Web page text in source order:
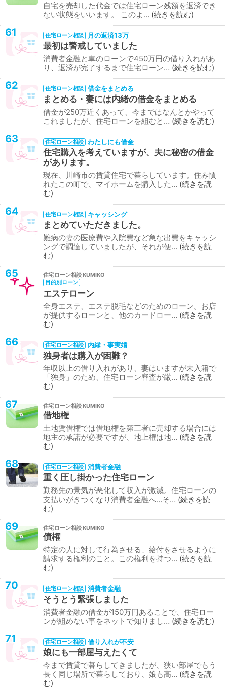
自宅を売却した代金では住宅ローン残額を返済でき
ない状態をいいます。 このよ… 続きを読む
61 住宅ローン相談 月の返済13万
最初は警戒していました
消費者金融と車のローンで450万円の借り入れがあ
り、返済が完了するまで住宅ローン… 続きを読む
62 住宅ローン相談 借金をまとめる
まとめる・妻には内緒の借金をまとめる
借金が250万近くあって、今まではなんとかやって
これましたが、住宅ローンを組むと… 続きを読む
63 住宅ローン相談 わたしにも借金
住宅購入を考えていますが、夫に秘密の借金
があります。
現在、川崎市の賃貸住宅で暮らしています。住み慣
れたこの町で、マイホームを購入した… 続きを読
む
64 住宅ローン相談 キャッシング
まとめていただきました。
難病の妻の医療費や入院費など急な出費をキャッシ
ングで調達していましたが、それが便… 続きを読
む
65
住宅ローン相談
目的別ローン
エステローン
全身エステ、エステ脱毛などのためのローン。お店
が提供するローンと、他のカードロー… 続きを読
む
66 住宅ローン相談 内縁・事実婚
独身者は購入が困難？
年収以上の借り入れがあり、妻はいますが未入籍で
「独身」のため、住宅ローン審査が厳… 続きを読
む
67 住宅ローン相談
借地権
土地賃借権では借地権を第三者に売却する場合には
地主の承諾が必要ですが、地上権は地… 続きを読
む
68 住宅ローン相談 消費者金融
重く圧し掛かった住宅ローン
勤務先の景気が悪化して収入が激減。住宅ローンの
支払いがきつくなり消費者金融へ…そ… 続きを読
む
69 住宅ローン相談
債権
特定の人に対して行為させる、給付をさせるように
請求する権利のこと。この権利を持つ… 続きを読
む
70 住宅ローン相談 消費者金融
そうとう緊張しました
消費者金融の借金が150万円あることで、住宅ロー
ンが組めない事をネットで知りまし… 続きを読む
71 住宅ローン相談 借り入れが不安
娘にも一部屋与えたくて
今まで賃貸で暮らしてきましたが、狭い部屋でもう
長く同じ場所で暮らしており、娘も高… 続きを読
む